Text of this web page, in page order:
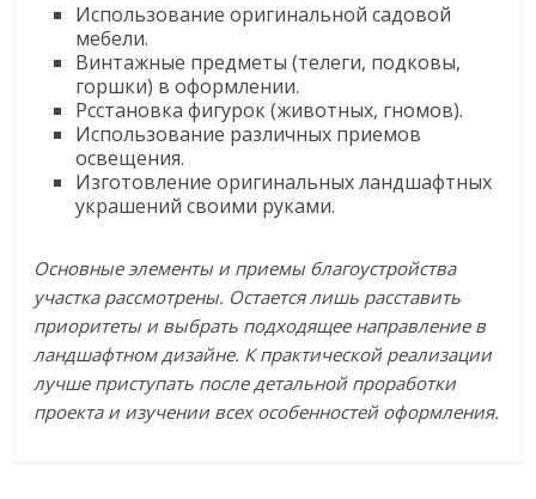
Использование оригинальной садовой
мебели.
Винтажные предметы (телеги, подковы,
горшки) в оформлении.
Рсстановка фигурок (животных, гномов).
Использование различных приемов
освещения.
Изготовление оригинальных ландшафтных
украшений своими руками.
Основные элементы и приемы благоустройства
участка рассмотрены. Остается лишь расставить
приоритеты и выбрать подходящее направление в
ландшафтном дизайне. К практической реализации
лучше приступать после детальной проработки
проекта и изучении всех особенностей оформления.